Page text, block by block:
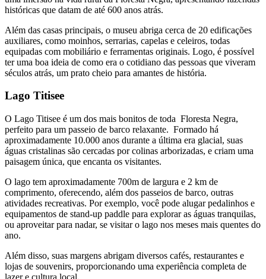
históricas que datam de até 600 anos atrás.
Além das casas principais, o museu abriga cerca de 20 edificações
auxiliares, como moinhos, serrarias, capelas e celeiros, todas
equipadas com mobiliário e ferramentas originais. Logo, é possível
ter uma boa ideia de como era o cotidiano das pessoas que viveram
séculos atrás, um prato cheio para amantes de história.
Lago Titisee
O Lago Titisee é um dos mais bonitos de toda Floresta Negra,
perfeito para um passeio de barco relaxante. Formado há
aproximadamente 10.000 anos durante a última era glacial, suas
águas cristalinas são cercadas por colinas arborizadas, e criam uma
paisagem única, que encanta os visitantes.
O lago tem aproximadamente 700m de largura e 2 km de
comprimento, oferecendo, além dos passeios de barco, outras
atividades recreativas. Por exemplo, você pode alugar pedalinhos e
equipamentos de stand-up paddle para explorar as águas tranquilas,
ou aproveitar para nadar, se visitar o lago nos meses mais quentes do
ano.
Além disso, suas margens abrigam diversos cafés, restaurantes e
lojas de souvenirs, proporcionando uma experiência completa de
lazer e cultura local.